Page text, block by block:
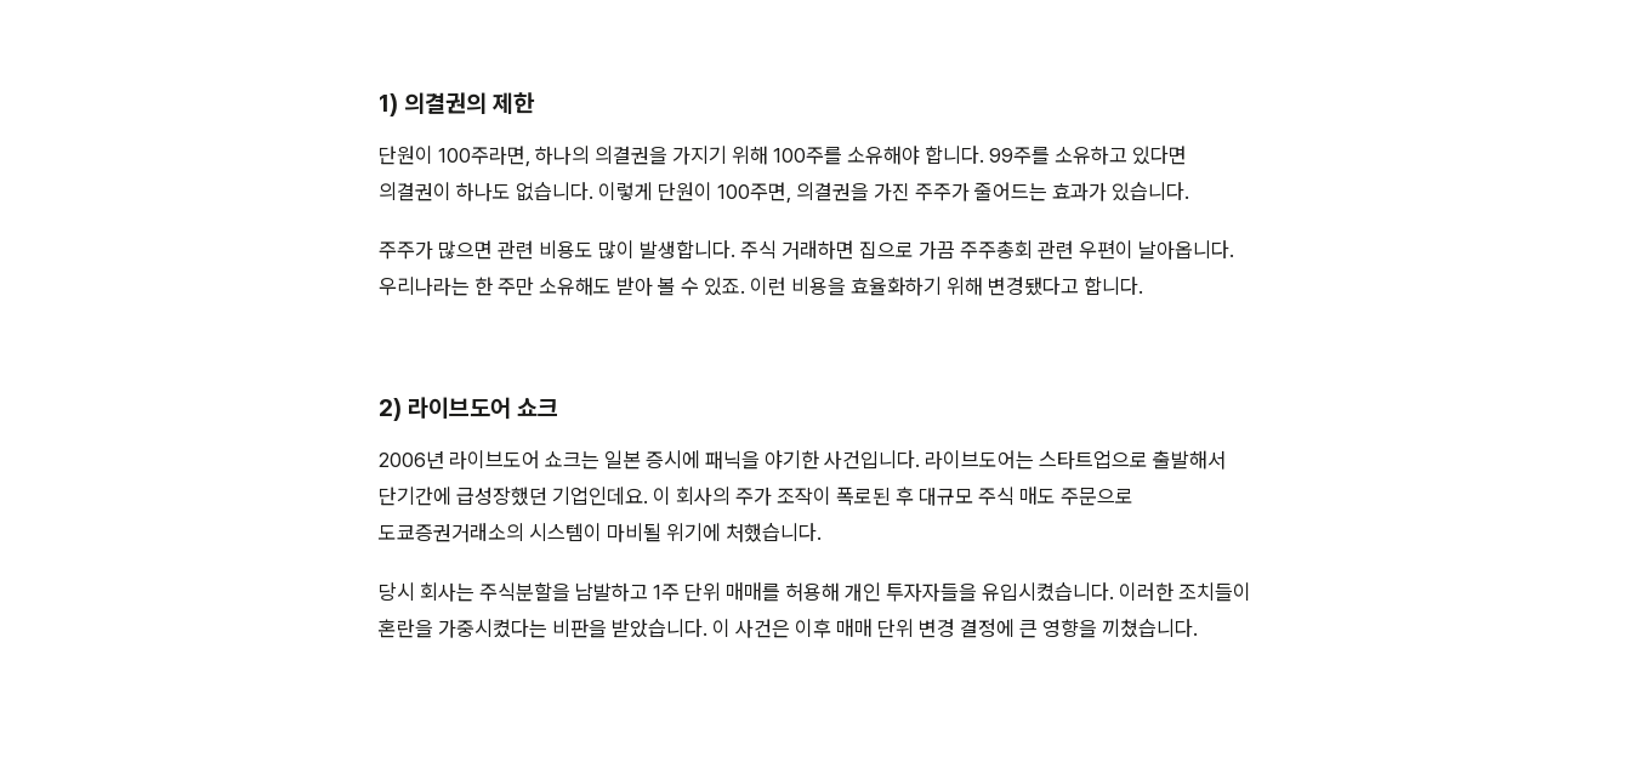
1) 의결권의 제한
단원이 100주라면, 하나의 의결권을 가지기 위해 100주를 소유해야 합니다. 99주를 소유하고 있다면
의결권이 하나도 없습니다. 이렇게 단원이 100주면, 의결권을 가진 주주가 줄어드는 효과가 있습니다.
주주가 많으면 관련 비용도 많이 발생합니다. 주식 거래하면 집으로 가끔 주주총회 관련 우편이 날아옵니다.
우리나라는 한 주만 소유해도 받아 볼 수 있죠. 이런 비용을 효율화하기 위해 변경됐다고 합니다.
2) 라이브도어 쇼크
2006년 라이브도어 쇼크는 일본 증시에 패닉을 야기한 사건입니다. 라이브도어는 스타트업으로 출발해서
단기간에 급성장했던 기업인데요. 이 회사의 주가 조작이 폭로된 후 대규모 주식 매도 주문으로
도쿄증권거래소의 시스템이 마비될 위기에 처했습니다.
당시 회사는 주식분할을 남발하고 1주 단위 매매를 허용해 개인 투자자들을 유입시켰습니다. 이러한 조치들이
혼란을 가중시켰다는 비판을 받았습니다. 이 사건은 이후 매매 단위 변경 결정에 큰 영향을 끼쳤습니다.